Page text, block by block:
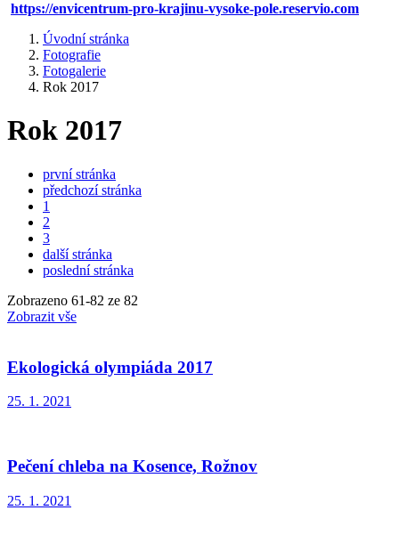
https://envicentrum-pro-krajinu-vysoke-pole.reservio.com
Úvodní stránka
Fotografie
Fotogalerie
Rok 2017
Rok 2017
první stránka
předchozí stránka
1
2
3
další stránka
poslední stránka
Zobrazeno 61-82 ze 82
Zobrazit vše
Ekologická olympiáda 2017
25. 1. 2021
Pečení chleba na Kosence, Rožnov
25. 1. 2021